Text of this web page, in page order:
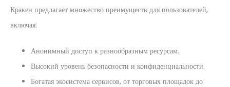
Кракен предлагает множество преимуществ для пользователей,
включая:
Анонимный доступ к разнообразным ресурсам.
Высокий уровень безопасности и конфиденциальности.
Богатая экосистема сервисов, от торговых площадок до